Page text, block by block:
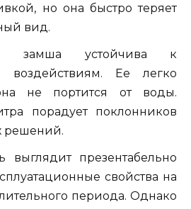
но она быстро теряет
вид.
замша устойчива к
воздействиям. Ее легко
не портится от воды.
порадует поклонников
решений.
выглядит презентабельно
свойства на
периода. Однако